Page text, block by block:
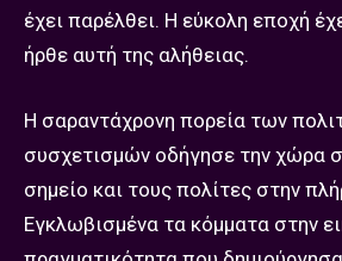
έχει παρέλθει. Η εύκολη εποχή
ήρθε αυτή της αλήθειας.
Η σαραντάχρονη πορεία των
συσχετισμών οδήγησε την χώρα
σημείο και τους πολίτες στην
Εγκλωβισμένα τα κόμματα στην